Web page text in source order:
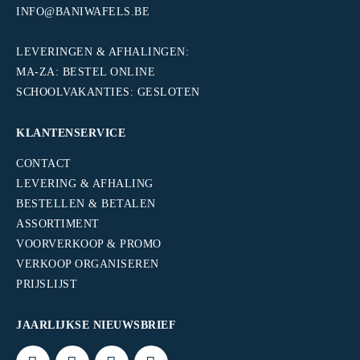
INFO@BANIWAFELS.BE
LEVERINGEN & AFHALINGEN:
MA-ZA: BESTEL ONLINE
SCHOOLVAKANTIES: GESLOTEN
KLANTENSERVICE
CONTACT
LEVERING & AFHALING
BESTELLEN & BETALEN
ASSORTIMENT
VOORVERKOOP & PROMO
VERKOOP ORGANISEREN
PRIJSLIJST
JAARLIJKSE NIEUWSBRIEF